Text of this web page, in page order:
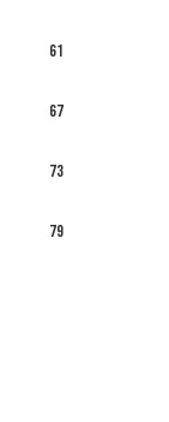
61
67
73
79